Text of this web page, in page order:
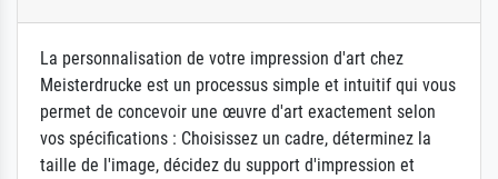
La personnalisation de votre impression d'art chez
Meisterdrucke est un processus simple et intuitif qui vous
permet de concevoir une œuvre d'art exactement selon
vos spécifications : Choisissez un cadre, déterminez la
taille de l'image, décidez du support d'impression et